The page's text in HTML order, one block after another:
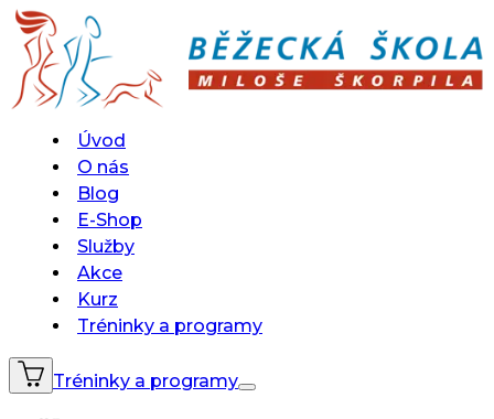
Úvod
O nás
Blog
E-Shop
Služby
Akce
Kurz
Tréninky a programy
Tréninky a programy